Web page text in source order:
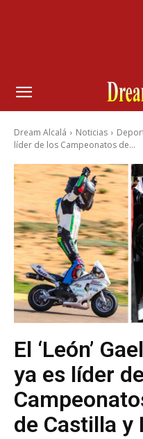
Dream Alcalá Noticias
líder de los Campeonatos de...
El ‘León’
ya es líder
de Castilla y